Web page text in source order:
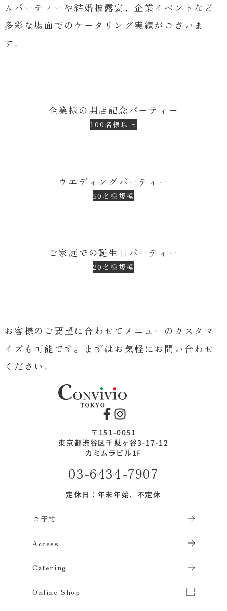
ムパーティーや結婚披露宴、企業イベントなど
多彩な場面でのケータリング実績がございま
す。
企業様の開店記念パーティー
100名様以上
ウエディングパーティー
50名様規模
ご家庭での誕生日パーティー
20名様規模
お客様のご要望に合わせてメニューのカスタマ
イズも可能です。まずはお気軽にお問い合わせ
ください。
Convivio（コンヴィヴィオ）
〒151-0051
東京都渋谷区千駄ヶ谷3-17-12
カミムラビル1F
03-6434-7907
定休日：年末年始、不定休
ご予約
Access
Catering
Online Shop